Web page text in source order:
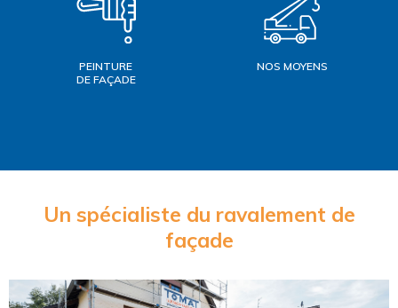
PEINTURE
DE FAÇADE
NOS MOYENS
Un spécialiste du ravalement de
façade